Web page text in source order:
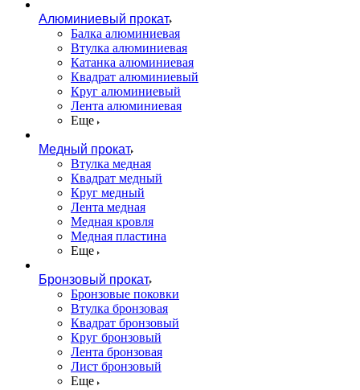
Алюминиевый прокат
Балка алюминиевая
Втулка алюминиевая
Катанка алюминиевая
Квадрат алюминиевый
Круг алюминиевый
Лента алюминиевая
Еще
Медный прокат
Втулка медная
Квадрат медный
Круг медный
Лента медная
Медная кровля
Медная пластина
Еще
Бронзовый прокат
Бронзовые поковки
Втулка бронзовая
Квадрат бронзовый
Круг бронзовый
Лента бронзовая
Лист бронзовый
Еще